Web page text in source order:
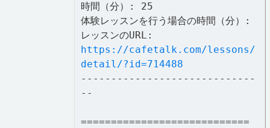
時間（分）: 25
体験レッスンを行う場合の時間（分）:
レッスンのURL:
https://cafetalk.com/lessons/
detail/?id=714488
-----------------------------
--
============================